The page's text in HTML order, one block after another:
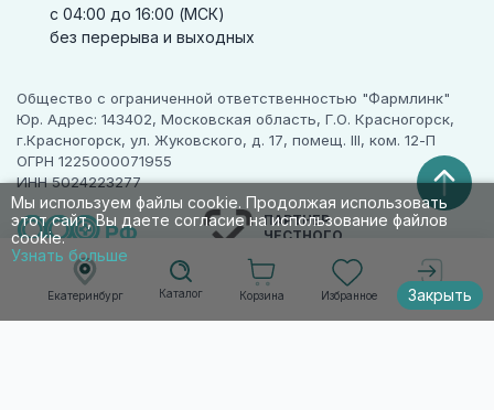
Екатеринбург Каталог Корзина Избранное Войти
Мы используем файлы cookie. Продолжая использовать
этот сайт, Вы даете согласие на использование файлов
cookie.
Узнать больше
Закрыть
с 04:00 до 16:00 (МСК)
без перерыва и выходных
Общество с ограниченной ответственностью "Фармлинк"
Юр. Адрес: 143402, Московская область, Г.О. Красногорск,
г.Красногорск, ул. Жуковского, д. 17, помещ. III, ком. 12-П
ОГРН 1225000071955
ИНН 5024223277
ПАРТНЕР
ЧЕСТНОГО